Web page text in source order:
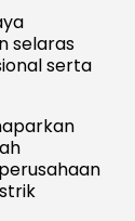
selaras
serta